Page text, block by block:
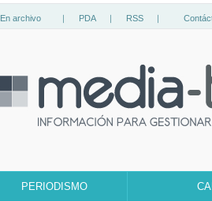
En archivo | PDA | RSS |
PERIODISMO